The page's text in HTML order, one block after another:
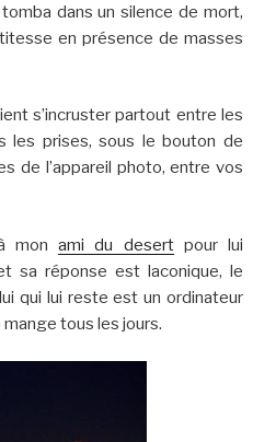
dans un silence de mort,
en présence de masses
s’incruster partout entre les
les prises, sous le bouton de
de l’appareil photo, entre vos
à monami du desertpour lui
sa réponse est laconique, le
qui lui reste est un ordinateur
mange tous les jours.